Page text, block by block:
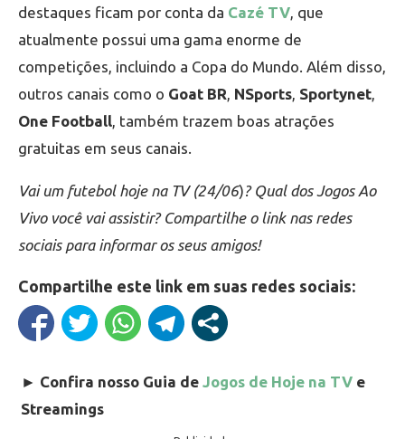
destaques ficam por conta da Cazé TV , que
atualmente possui uma gama enorme de
competições, incluindo a Copa do Mundo. Além disso,
outros canais como o Goat BR NSports Sportynet
One Football , também trazem boas atrações
gratuitas em seus canais.
Vai um futebol hoje na TV (24/06)? Qual dos Jogos Ao
Vivo você vai assistir? Compartilhe o link nas redes
sociais para informar os seus amigos!
Compartilhe este link em suas redes sociais:
► Confira nosso Guia de Jogos de Hoje na TV e
Streamings